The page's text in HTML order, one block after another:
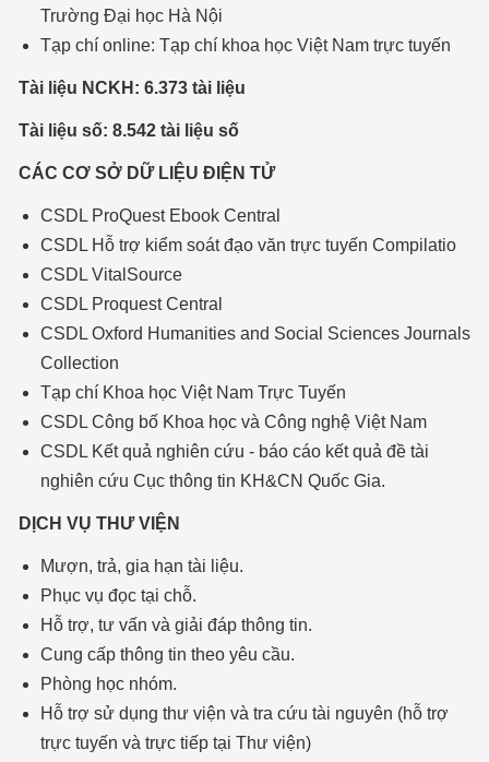
Trường Đại học Hà Nội
Tạp chí online: Tạp chí khoa học Việt Nam trực tuyến
Tài liệu NCKH: 6.373 tài liệu
Tài liệu số: 8.542 tài liệu số
CÁC CƠ SỞ DỮ LIỆU ĐIỆN TỬ
CSDL ProQuest Ebook Central
CSDL Hỗ trợ kiểm soát đạo văn trực tuyến Compilatio
CSDL VitalSource
CSDL Proquest Central
CSDL Oxford Humanities and Social Sciences Journals
Collection
Tạp chí Khoa học Việt Nam Trực Tuyến
CSDL Công bố Khoa học và Công nghệ Việt Nam
CSDL Kết quả nghiên cứu - báo cáo kết quả đề tài
nghiên cứu Cục thông tin KH&CN Quốc Gia.
DỊCH VỤ THƯ VIỆN
Mượn, trả, gia hạn tài liệu.
Phục vụ đọc tại chỗ.
Hỗ trợ, tư vấn và giải đáp thông tin.
Cung cấp thông tin theo yêu cầu.
Phòng học nhóm.
Hỗ trợ sử dụng thư viện và tra cứu tài nguyên (hỗ trợ
trực tuyến và trực tiếp tại Thư viện)